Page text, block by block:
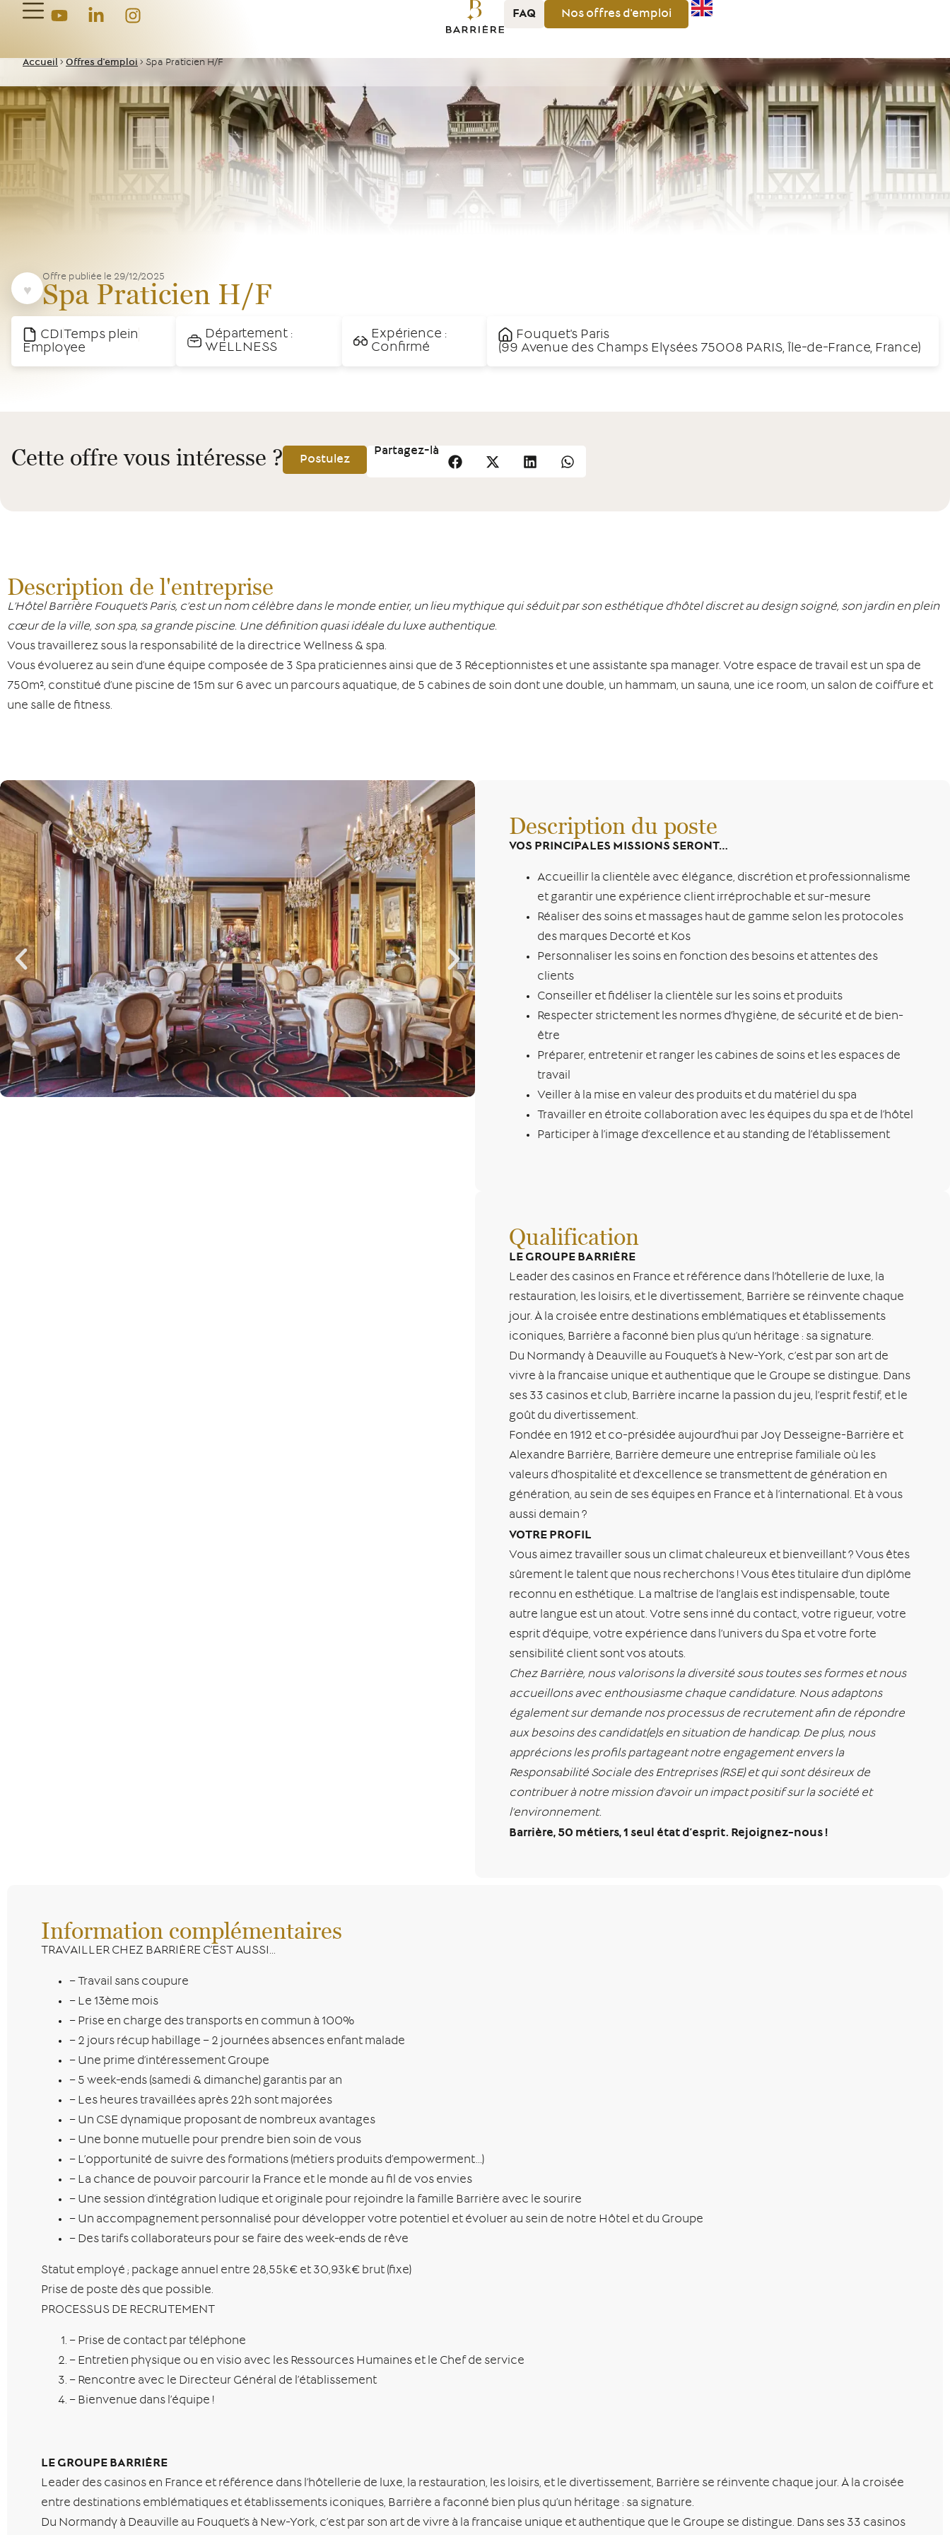
FAQ Nos offres d'emploi
Accueil > Offres d'emploi > Spa Praticien H/F
Offre publiée le 29/12/2025
Spa Praticien H/F
CDI Temps plein
Employee
Département :
WELLNESS
Expérience :
Confirmé
Fouquet's Paris
(99 Avenue des Champs Elysées 75008 PARIS, Île-de-France, France)
Cette offre vous intéresse ? Postulez
Partagez-là
Description de l'entreprise
L’Hôtel Barrière Fouquet’s Paris, c’est un nom célèbre dans le monde entier, un lieu mythique qui séduit par son esthétique d’hôtel discret au design soigné, son jardin en plein
cœur de la ville, son spa, sa grande piscine. Une définition quasi idéale du luxe authentique.
Vous travaillerez sous la responsabilité de la directrice Wellness & spa.
Vous évoluerez au sein d’une équipe composée de 3 Spa praticiennes ainsi que de 3 Réceptionnistes et une assistante spa manager. Votre espace de travail est un spa de
750m², constitué d’une piscine de 15m sur 6 avec un parcours aquatique, de 5 cabines de soin dont une double, un hammam, un sauna, une ice room, un salon de coiffure et
une salle de fitness.
Description du poste
VOS PRINCIPALES MISSIONS SERONT…
Accueillir la clientèle avec élégance, discrétion et professionnalisme
et garantir une expérience client irréprochable et sur-mesure
Réaliser des soins et massages haut de gamme selon les protocoles
des marques Decorté et Kos
Personnaliser les soins en fonction des besoins et attentes des
clients
Conseiller et fidéliser la clientèle sur les soins et produits
Respecter strictement les normes d’hygiène, de sécurité et de bien-
être
Préparer, entretenir et ranger les cabines de soins et les espaces de
travail
Veiller à la mise en valeur des produits et du matériel du spa
Travailler en étroite collaboration avec les équipes du spa et de l’hôtel
Participer à l’image d’excellence et au standing de l’établissement
Qualification
LE GROUPE BARRIÈRE
Leader des casinos en France et référence dans l’hôtellerie de luxe, la
restauration, les loisirs, et le divertissement, Barrière se réinvente chaque
jour. À la croisée entre destinations emblématiques et établissements
iconiques, Barrière a façonné bien plus qu’un héritage : sa signature.
Du Normandy à Deauville au Fouquet’s à New-York, c’est par son art de
vivre à la française unique et authentique que le Groupe se distingue. Dans
ses 33 casinos et club, Barrière incarne la passion du jeu, l’esprit festif, et le
goût du divertissement.
Fondée en 1912 et co-présidée aujourd’hui par Joy Desseigne-Barrière et
Alexandre Barrière, Barrière demeure une entreprise familiale où les
valeurs d’hospitalité et d’excellence se transmettent de génération en
génération, au sein de ses équipes en France et à l’international. Et à vous
aussi demain ?
VOTRE PROFIL
Vous aimez travailler sous un climat chaleureux et bienveillant ? Vous êtes
sûrement le talent que nous recherchons ! Vous êtes titulaire d’un diplôme
reconnu en esthétique. La maîtrise de l’anglais est indispensable, toute
autre langue est un atout. Votre sens inné du contact, votre rigueur, votre
esprit d’équipe, votre expérience dans l’univers du Spa et votre forte
sensibilité client sont vos atouts.
Chez Barrière, nous valorisons la diversité sous toutes ses formes et nous
accueillons avec enthousiasme chaque candidature. Nous adaptons
également sur demande nos processus de recrutement afin de répondre
aux besoins des candidat(e)s en situation de handicap. De plus, nous
apprécions les profils partageant notre engagement envers la
Responsabilité Sociale des Entreprises (RSE) et qui sont désireux de
contribuer à notre mission d’avoir un impact positif sur la société et
l’environnement.
Barrière, 50 métiers, 1 seul état d’esprit. Rejoignez-nous !
Information complémentaires
TRAVAILLER CHEZ BARRIÈRE C’EST AUSSI…
– Travail sans coupure
– Le 13ème mois
– Prise en charge des transports en commun à 100%
– 2 jours récup habillage – 2 journées absences enfant malade
– Une prime d’intéressement Groupe
– 5 week-ends (samedi & dimanche) garantis par an
– Les heures travaillées après 22h sont majorées
– Un CSE dynamique proposant de nombreux avantages
– Une bonne mutuelle pour prendre bien soin de vous
– L’opportunité de suivre des formations (métiers produits d’empowerment…)
– La chance de pouvoir parcourir la France et le monde au fil de vos envies
– Une session d’intégration ludique et originale pour rejoindre la famille Barrière avec le sourire
– Un accompagnement personnalisé pour développer votre potentiel et évoluer au sein de notre Hôtel et du Groupe
– Des tarifs collaborateurs pour se faire des week-ends de rêve
Statut employé ; package annuel entre 28,55k€ et 30,93k€ brut (fixe)
Prise de poste dès que possible.
PROCESSUS DE RECRUTEMENT
– Prise de contact par téléphone
– Entretien physique ou en visio avec les Ressources Humaines et le Chef de service
– Rencontre avec le Directeur Général de l’établissement
– Bienvenue dans l’équipe !
LE GROUPE BARRIÈRE
Leader des casinos en France et référence dans l’hôtellerie de luxe, la restauration, les loisirs, et le divertissement, Barrière se réinvente chaque jour. À la croisée
entre destinations emblématiques et établissements iconiques, Barrière a façonné bien plus qu’un héritage : sa signature.
Du Normandy à Deauville au Fouquet’s à New-York, c’est par son art de vivre à la française unique et authentique que le Groupe se distingue. Dans ses 33 casinos